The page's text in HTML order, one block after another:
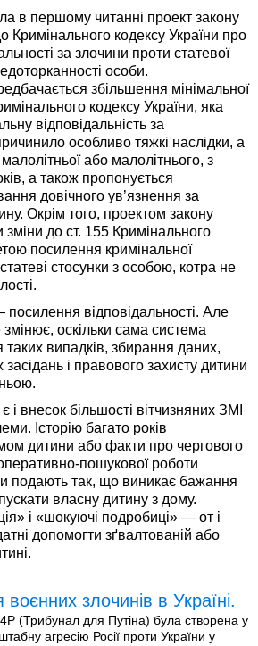
в першому читанні проект закону
Кримінального кодексу України про
за злочини проти статевої
особи.
збільшення мінімальної
кодексу України, яка
відповідальність за
особливо тяжкі наслідки, а
або малолітнього, з
а також пропонується
довічного ув’язнення за
Окрім того, проектом закону
до ст. 155 Кримінального
посилення кримінальної
стосунки з особою, котра не
відповідальності. Але
змінює, оскільки сама система
випадків, збирання даних,
і правового захисту дитини
внесок більшості вітчизняних ЗМІ
Історію багато років
дитини або факти про чергового
пошукової роботи
подають так, що виникає бажання
власну дитину з дому.
і «шокуючі подробиці» — от і
допомогти зґвалтованій або
злочинів в Україні.
(Трибунал для Путіна) була створена у
агресію Росії проти України у